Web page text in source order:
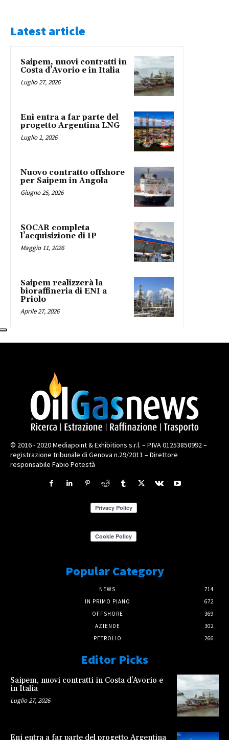
Latest article
Saipem, nuovi contratti in
Costa d’Avorio e in Italia
Luglio 27, 2026
Eni entra a far parte del
progetto Argentina LNG
Luglio 1, 2026
Nuovo contratto offshore
per Saipem in Angola
Giugno 25, 2026
SOCAR completa
l’acquisizione di IP
Maggio 11, 2026
Saipem realizzerà la
bioraffineria di ENI a
Priolo
Aprile 27, 2026
© 2016 - 2020 Mediapoint & Exhibitions s.r.l. – P.IVA 01253850992 –
registrazione tribunale di Genova n.29/2011 – Direttore
responsabile Fabio Potestà
Popular Category
NEWS
714
IN PRIMO PIANO
672
OFFSHORE
369
AZIENDE
302
PETROLIO
266
Editor Picks
Saipem, nuovi contratti in Costa d’Avorio e
in Italia
Luglio 27, 2026
Eni entra a far parte del progetto Argentina